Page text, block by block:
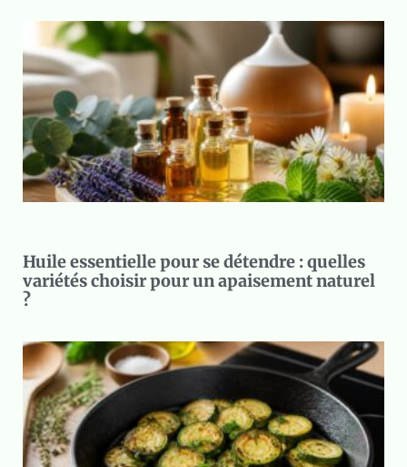
Huile essentielle pour se détendre : quelles
variétés choisir pour un apaisement naturel
?